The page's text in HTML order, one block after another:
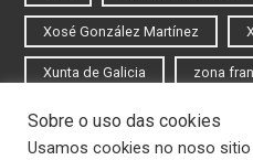
Xosé González Martínez
Xunta de Galicia zona
Iniciar sesión
Sobre o uso das cookies
Usamos cookies no noso sitio